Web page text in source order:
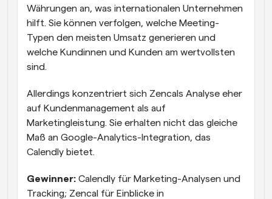
Währungen an, was internationalen Unternehmen
hilft. Sie können verfolgen, welche Meeting-
Typen den meisten Umsatz generieren und
welche Kundinnen und Kunden am wertvollsten
sind.
Allerdings konzentriert sich Zencals Analyse eher
auf Kundenmanagement als auf
Marketingleistung. Sie erhalten nicht das gleiche
Maß an Google-Analytics-Integration, das
Calendly bietet.
Gewinner: Calendly für Marketing-Analysen und
Tracking; Zencal für Einblicke in